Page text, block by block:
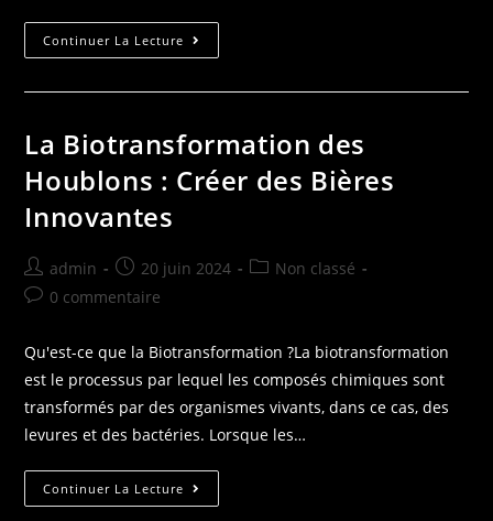
Continuer La Lecture
La Biotransformation des
Houblons : Créer des Bières
Innovantes
admin 20 juin 2024
Non classé
0 commentaire
Qu'est-ce que la Biotransformation ?La biotransformation
est le processus par lequel les composés chimiques sont
transformés par des organismes vivants, dans ce cas, des
levures et des bactéries. Lorsque les…
Continuer La Lecture